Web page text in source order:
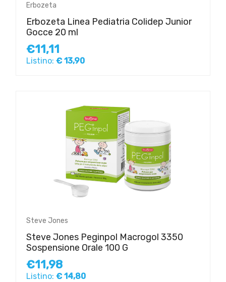
Erbozeta
Erbozeta Linea Pediatria Colidep Junior
Gocce 20 ml
€11,11
Listino: € 13,90
Steve Jones
Steve Jones Peginpol Macrogol 3350
Sospensione Orale 100 G
€11,98
Listino: € 14,80